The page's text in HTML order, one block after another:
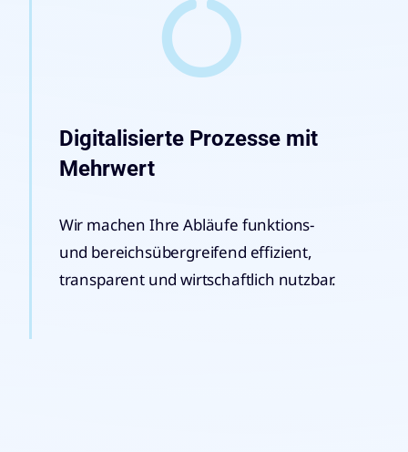
Digitalisierte Prozesse mit
Mehrwert
Wir machen Ihre Abläufe funktions-
und bereichsübergreifend effizient,
transparent und wirtschaftlich nutzbar.